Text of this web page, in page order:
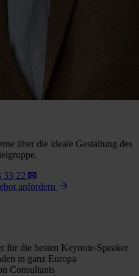
über die ideale Gestaltung des
33 22
anfordern
für die besten Keynote-Speaker
in ganz Europa
Consultants